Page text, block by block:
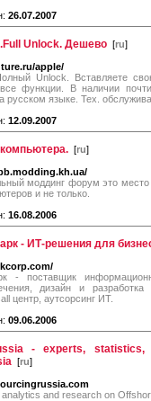
26.07.2007
Unlock. Дешево [ru]
apple/
Unlock. Вставляете
функции. В наличии
русском языке. Тех.
12.09.2007
[ru]
моддинг форум это
и не только.
16.08.2006
- ИТ-решения для
- поставщик
дизайн и
центр, аутсорсинг ИТ.
09.06.2006
- experts,
[ru]
and research on